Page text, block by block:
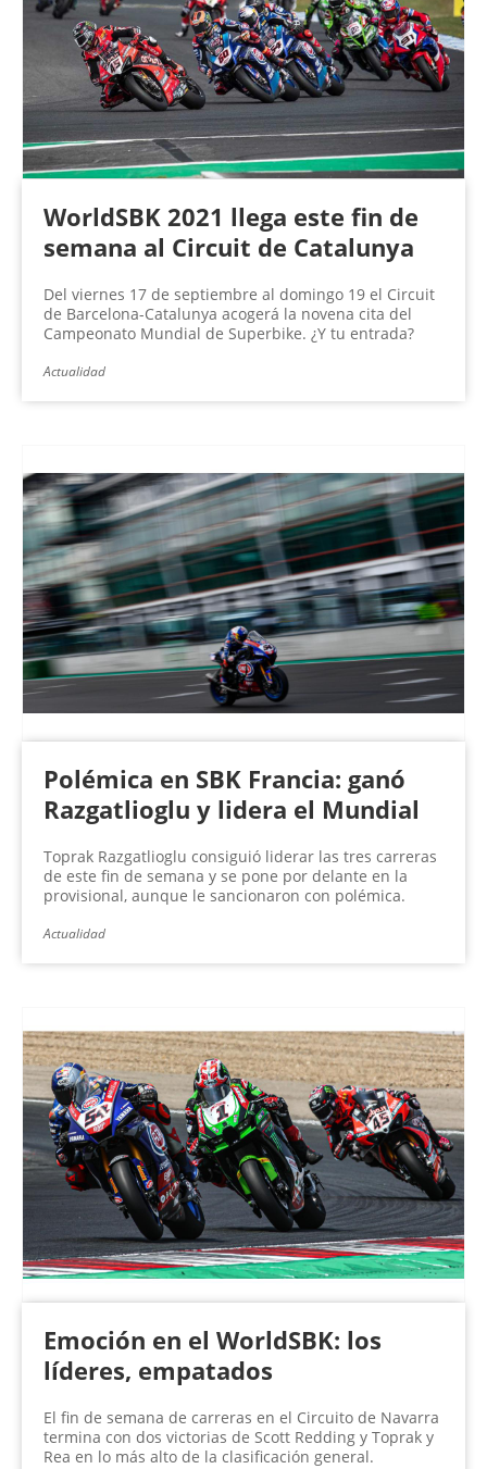
WorldSBK 2021 llega este fin de
semana al Circuit de Catalunya
Del viernes 17 de septiembre al domingo 19 el Circuit
de Barcelona-Catalunya acogerá la novena cita del
Campeonato Mundial de Superbike. ¿Y tu entrada?
Actualidad
Polémica en SBK Francia: ganó
Razgatlioglu y lidera el Mundial
Toprak Razgatlioglu consiguió liderar las tres carreras
de este fin de semana y se pone por delante en la
provisional, aunque le sancionaron con polémica.
Actualidad
Emoción en el WorldSBK: los
líderes, empatados
El fin de semana de carreras en el Circuito de Navarra
termina con dos victorias de Scott Redding y Toprak y
Rea en lo más alto de la clasificación general.